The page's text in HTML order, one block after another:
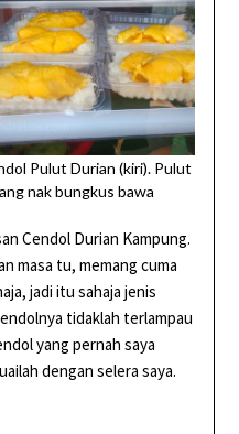
Pulut Durian (kiri). Pulut
nak bungkus bawa
Cendol Durian Kampung.
masa tu, memang cuma
jadi itu sahaja jenis
tidaklah terlampau
yang pernah saya
dengan selera saya.